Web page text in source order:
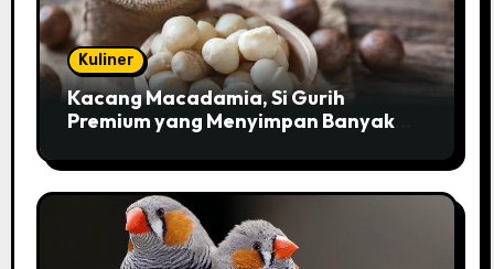
Kuliner
Kacang Macadamia, Si Gurih
Premium yang Menyimpan Banyak